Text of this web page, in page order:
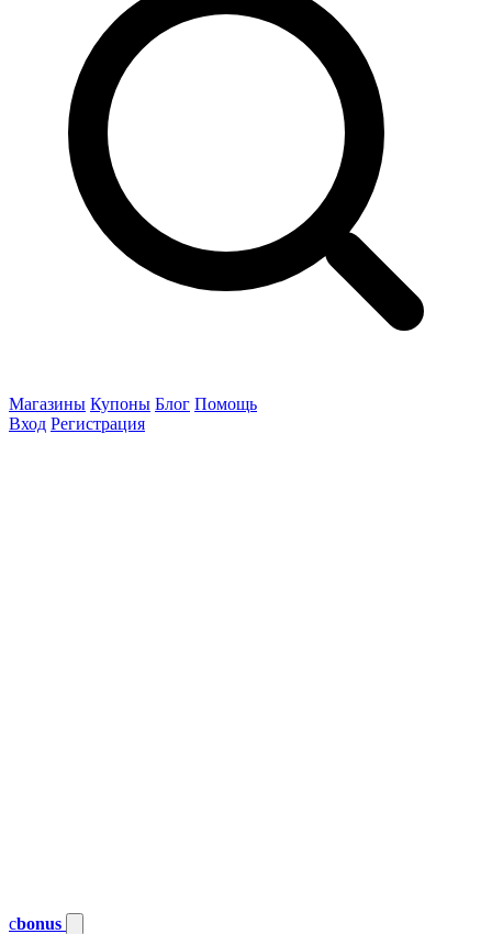
Магазины Купоны Блог Помощь
Вход Регистрация
cbonus